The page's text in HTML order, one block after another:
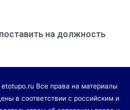
на должность
Все права на материалы
в соответствии с российским и